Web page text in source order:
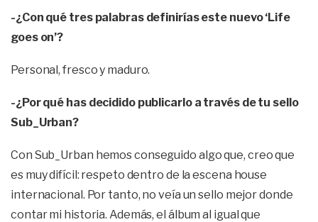
-¿Con qué tres palabras definirías este nuevo ‘Life
goes on’?
Personal, fresco y maduro.
-¿Por qué has decidido publicarlo a través de tu sello
Sub_Urban?
Con Sub_Urban hemos conseguido algo que, creo que
es muy difícil: respeto dentro de la escena house
internacional. Por tanto, no veía un sello mejor donde
contar mi historia. Además, el álbum al igual que